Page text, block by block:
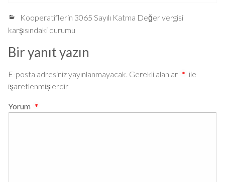
Kooperatiflerin 3065 Sayılı Katma Değer vergisi
karşısındaki durumu
Bir yanıt yazın
E-posta adresiniz yayınlanmayacak. Gerekli alanlar * ile
işaretlenmişlerdir
Yorum *